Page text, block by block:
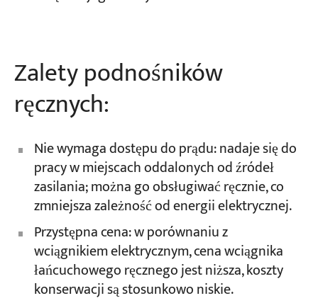
Zalety podnośników
ręcznych:
Nie wymaga dostępu do prądu: nadaje się do
pracy w miejscach oddalonych od źródeł
zasilania; można go obsługiwać ręcznie, co
zmniejsza zależność od energii elektrycznej.
Przystępna cena: w porównaniu z
wciągnikiem elektrycznym, cena wciągnika
łańcuchowego ręcznego jest niższa, koszty
konserwacji są stosunkowo niskie.